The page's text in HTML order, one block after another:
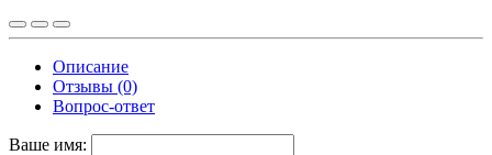
Описание
Отзывы (0)
Вопрос-ответ
Ваше имя: